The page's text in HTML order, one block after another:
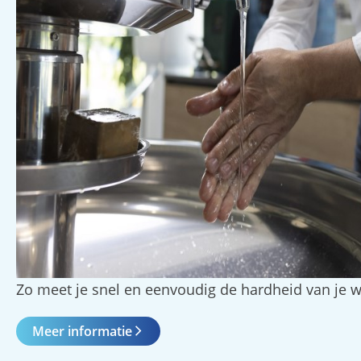
Zo meet je snel en eenvoudig de hardheid van je
Meer informatie